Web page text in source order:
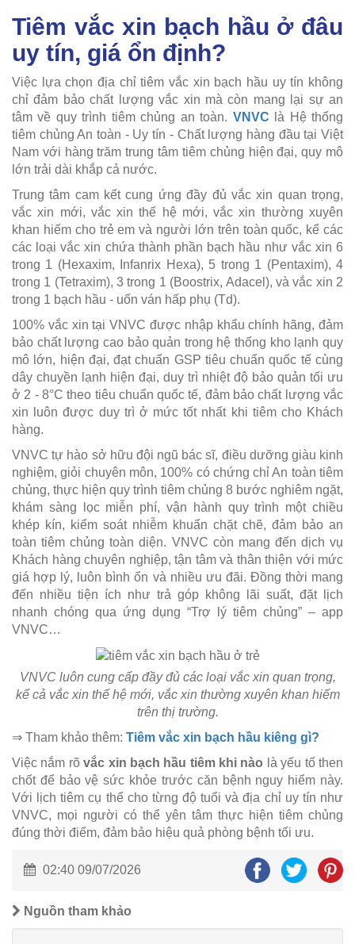
Tiêm vắc xin bạch hầu ở đâu
uy tín, giá ổn định?
Việc lựa chọn địa chỉ tiêm vắc xin bạch hầu uy tín không
chỉ đảm bảo chất lượng vắc xin mà còn mang lại sự an
tâm về quy trình tiêm chủng an toàn. VNVC là Hệ thống
tiêm chủng An toàn - Uy tín - Chất lượng hàng đầu tại Việt
Nam với hàng trăm trung tâm tiêm chủng hiện đại, quy mô
lớn trải dài khắp cả nước.
Trung tâm cam kết cung ứng đầy đủ vắc xin quan trọng,
vắc xin mới, vắc xin thế hệ mới, vắc xin thường xuyên
khan hiếm cho trẻ em và người lớn trên toàn quốc, kể các
các loại vắc xin chứa thành phần bạch hầu như vắc xin 6
trong 1 (Hexaxim, Infanrix Hexa), 5 trong 1 (Pentaxim), 4
trong 1 (Tetraxim), 3 trong 1 (Boostrix, Adacel), và vắc xin 2
trong 1 bạch hầu - uốn ván hấp phụ (Td).
100% vắc xin tại VNVC được nhập khẩu chính hãng, đảm
bảo chất lượng cao bảo quản trong hệ thống kho lạnh quy
mô lớn, hiện đại, đạt chuẩn GSP tiêu chuẩn quốc tế cùng
dây chuyền lạnh hiện đại, duy trì nhiệt độ bảo quản tối ưu
ở 2 - 8°C theo tiêu chuẩn quốc tế, đảm bảo chất lượng vắc
xin luôn được duy trì ở mức tốt nhất khi tiêm cho Khách
hàng.
VNVC tự hào sở hữu đội ngũ bác sĩ, điều dưỡng giàu kinh
nghiệm, giỏi chuyên môn, 100% có chứng chỉ An toàn tiêm
chủng, thực hiện quy trình tiêm chủng 8 bước nghiêm ngặt,
khám sàng lọc miễn phí, vận hành quy trình một chiều
khép kín, kiểm soát nhiễm khuẩn chặt chẽ, đảm bảo an
toàn tiêm chủng toàn diện. VNVC còn mang đến dịch vụ
Khách hàng chuyên nghiệp, tận tâm và thân thiện với mức
giá hợp lý, luôn bình ổn và nhiều ưu đãi. Đồng thời mang
đến nhiều tiện ích như trả góp không lãi suất, đặt lịch
nhanh chóng qua ứng dụng “Trợ lý tiêm chủng” – app
VNVC…
VNVC luôn cung cấp đầy đủ các loại vắc xin quan trọng,
kể cả vắc xin thế hệ mới, vắc xin thường xuyên khan hiếm
trên thị trường.
⇒ Tham khảo thêm: Tiêm vắc xin bạch hầu kiêng gì?
Việc nắm rõvắc xin bạch hầu tiêm khi nào là yếu tố then
chốt để bảo vệ sức khỏe trước căn bệnh nguy hiểm này.
Với lịch tiêm cụ thể cho từng độ tuổi và địa chỉ uy tín như
VNVC, mọi người có thể yên tâm thực hiện tiêm chủng
đúng thời điểm, đảm bảo hiệu quả phòng bệnh tối ưu.
02:40 09/07/2026
Nguồn tham khảo